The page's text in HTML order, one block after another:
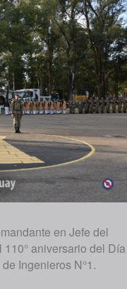
en Jefe del
aniversario del Día
Ingenieros N°1.